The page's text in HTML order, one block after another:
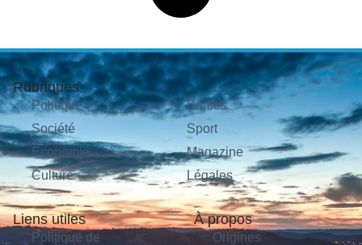
Rubriques
Politique
Société
Économie
Culture
Sorties
Sport
Magazine
Légales
Liens utiles
Politique de
À propos
Origines